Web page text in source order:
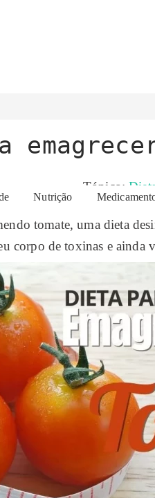
Nutrição
Tópico:
tomate, uma dieta
corpo de toxinas e ainda